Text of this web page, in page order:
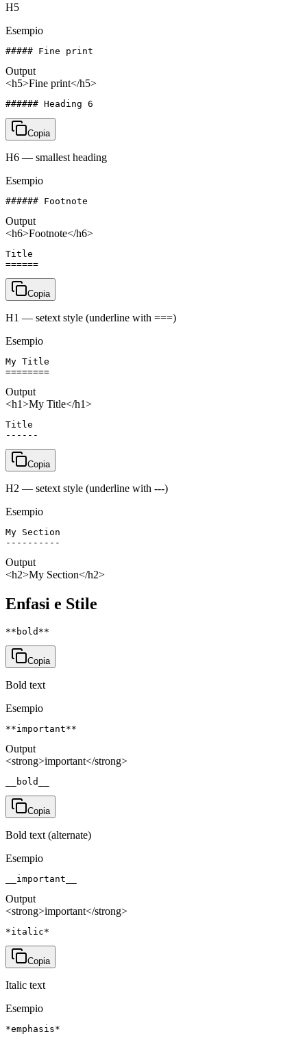
H5
Esempio
##### Fine print
Output
<h5>Fine print</h5>
###### Heading 6
Copia
H6 — smallest heading
Esempio
###### Footnote
Output
<h6>Footnote</h6>
Title
======
Copia
H1 — setext style (underline with ===)
Esempio
My Title
========
Output
<h1>My Title</h1>
Title
------
Copia
H2 — setext style (underline with ---)
Esempio
My Section
----------
Output
<h2>My Section</h2>
Enfasi e Stile
**bold**
Copia
Bold text
Esempio
**important**
Output
<strong>important</strong>
__bold__
Copia
Bold text (alternate)
Esempio
__important__
Output
<strong>important</strong>
*italic*
Copia
Italic text
Esempio
*emphasis*